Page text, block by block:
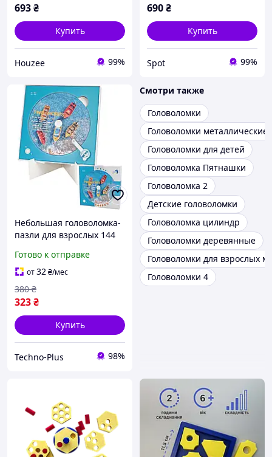
693₴
Купить
Houzee 99%
690₴
Купить
Spot 99%
Небольшая головоломка-
пазли для взрослых 144
Готово к отправке
от32₴/мес
323₴
380 ₴
Купить
Techno-Plus 98%
Смотри также
Головоломки
Головоломки металлические
Головоломки для детей
Головоломка Пятнашки
Головоломка 2
Детские головоломки
Головоломка цилиндр
Головоломки деревянные
Головоломки для взрослых
Головоломки 4